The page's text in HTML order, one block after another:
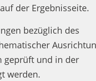
der Ergebnisseite.
bezüglich des
geprüft und in der
werden.